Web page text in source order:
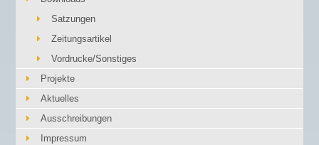
Satzungen
Zeitungsartikel
Vordrucke/Sonstiges
Projekte
Aktuelles
Ausschreibungen
Impressum